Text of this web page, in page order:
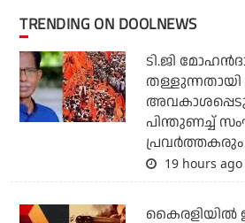
TRENDING ON DOOLNEWS
ടി.ജി
പിന്തുണച്ച്
19 hours ago
കൈരളിയില്‍